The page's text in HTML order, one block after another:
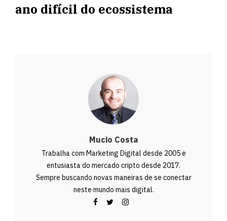
ano difícil do ecossistema
Mucio Costa
Trabalha com Marketing Digital desde 2005 e
entusiasta do mercado cripto desde 2017.
Sempre buscando novas maneiras de se conectar
neste mundo mais digital.